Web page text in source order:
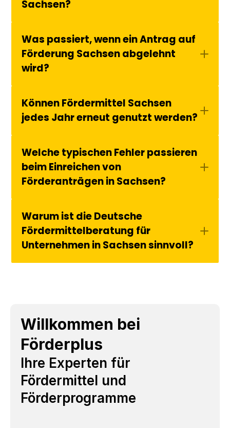
Sachsen?
Was passiert, wenn ein Antrag auf
Förderung Sachsen abgelehnt
wird?
Können Fördermittel Sachsen
jedes Jahr erneut genutzt werden?
Welche typischen Fehler passieren
beim Einreichen von
Förderanträgen in Sachsen?
Warum ist die Deutsche
Fördermittelberatung für
Unternehmen in Sachsen sinnvoll?
Willkommen bei
Förderplus
Ihre Experten für
Fördermittel und
Förderprogramme